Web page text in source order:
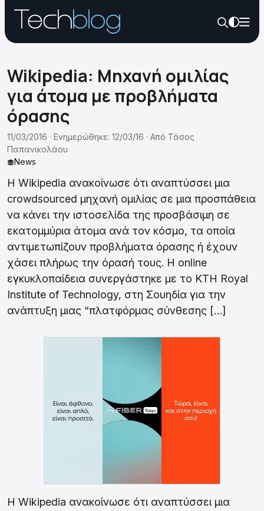
Wikipedia: Mηχανή ομιλίας
για άτομα με προβλήματα
όρασης
News
11/03/2016 · Ενημερώθηκε: 12/03/16 · Από Τάσος
Παπανικολάου
Η Wikipedia ανακοίνωσε ότι αναπτύσσει μια
crowdsourced μηχανή ομιλίας σε μια προσπάθεια
να κάνει την ιστοσελίδα της προσβάσιμη σε
εκατομμύρια άτομα ανά τον κόσμο, τα οποία
αντιμετωπίζουν προβλήματα όρασης ή έχουν
χάσει πλήρως την όρασή τους. Η online
εγκυκλοπαίδεια συνεργάστηκε με το KTH Royal
Institute of Technology, στη Σουηδία για την
ανάπτυξη μιας “πλατφόρμας σύνθεσης […]
Η Wikipedia ανακοίνωσε ότι αναπτύσσει μια